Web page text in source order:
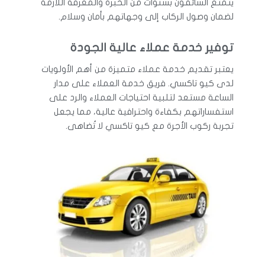
يتمتع السائقون بسنوات من الخبرة والمعرفة اللازمة
لضمان وصول الركاب إلى وجهاتهم بأمان وسلام.
توفير خدمة عملاء عالية الجودة
يعتبر تقديم خدمة عملاء متميزة من أهم الأولويات
لدى كيو تاكسي. فريق خدمة العملاء على مدار
الساعة مستعد لتلبية احتياجات العملاء والرد على
استفساراتهم بكفاءة واحترافية عالية، مما يجعل
تجربة ركوب الأجرة مع كيو تاكسي لا تُضاهى.